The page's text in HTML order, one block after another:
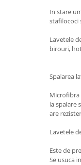
Blufixx - kituri
Instalatii pneumatice
Cuple rapide
organizatoare pentru depozitare si
depozitare si
Markere cu creta
In stare
stafilococi
Lavetele
birouri,
Spalarea
Microfibra
la spalare
are
Lavetele
Este de
Se usuca